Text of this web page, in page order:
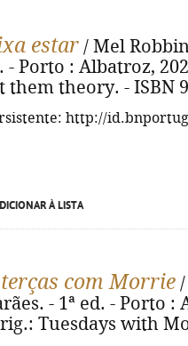
estar / Mel
- Porto : Albatroz,
them theory. - ISBN
http://
À LISTA
com Morrie
- 1ª ed. - Porto :
Tuesdays with